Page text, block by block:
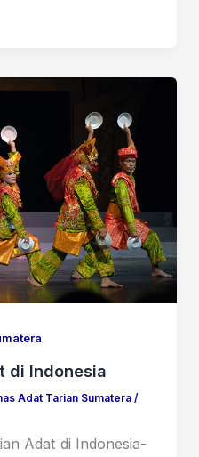
di Indonesia
Adat Tarian Sumatera/
di Indonesia-